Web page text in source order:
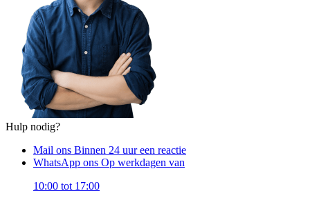
Hulp nodig?
Mail ons Binnen 24 uur een reactie
WhatsApp ons Op werkdagen van
10:00 tot 17:00